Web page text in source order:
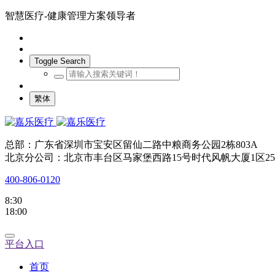
智慧医疗-健康管理方案领导者
Toggle Search
繁体
总部：广东省深圳市宝安区留仙二路中粮商务公园2栋803A
北京分公司：北京市丰台区马家堡西路15号时代风帆大厦1区
400-806-0120
8:30
18:00
平台入口
首页